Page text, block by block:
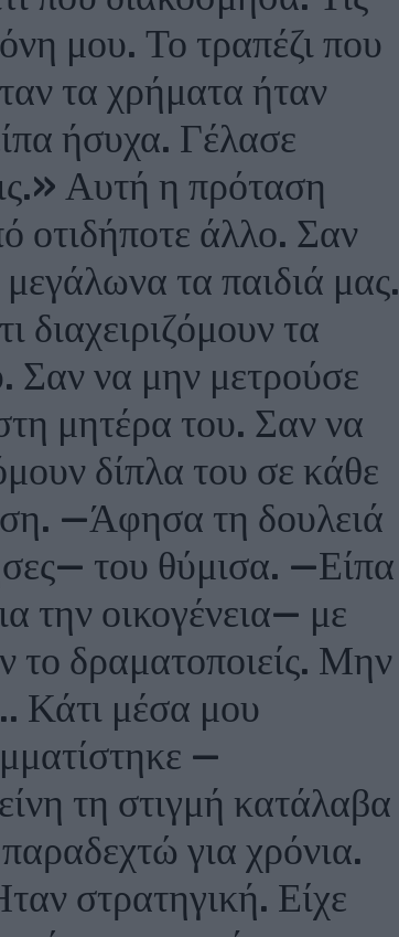
μου. Το τραπέζι που
τα χρήματα ήταν
ήσυχα. Γέλασε
Αυτή η πρόταση
οτιδήποτε άλλο. Σαν
τα παιδιά μας.
διαχειριζόμουν τα
Σαν να μην μετρούσε
μητέρα του. Σαν να
δίπλα του σε κάθε
—Άφησα τη δουλειά
του θύμισα. —Είπα
την οικογένεια— με
δραματοποιείς. Μην
Κάτι μέσα μου
—
τη στιγμή κατάλαβα
για χρόνια.
στρατηγική. Είχε